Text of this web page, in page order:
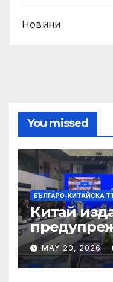
Новини
You missed
БЪЛГАРО-КИТАЙСКА
Китай
дъжд и
MAY 20, 2026